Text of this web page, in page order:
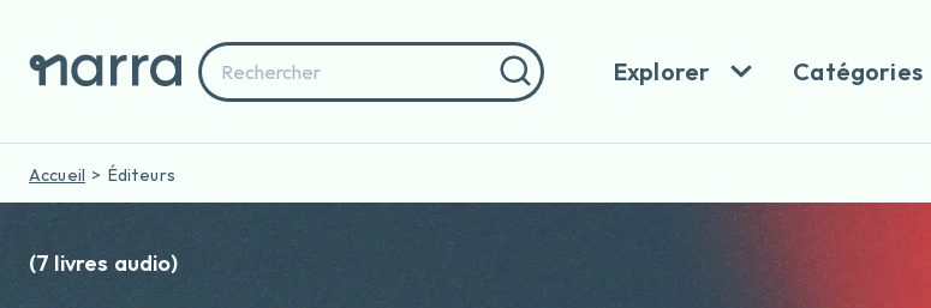
Explorer Catégories
Accueil Éditeurs
(7 livres audio)